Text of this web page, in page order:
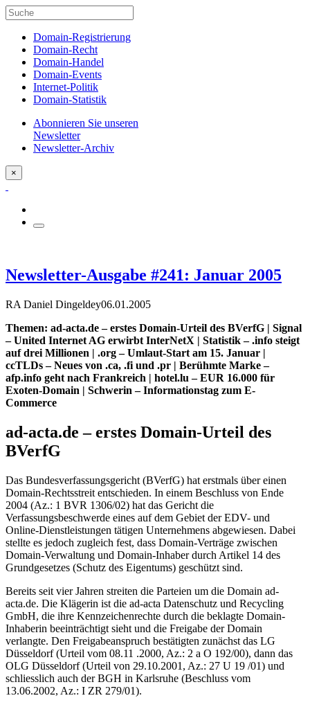
Domain-Registrierung
Domain-Recht
Domain-Handel
Domain-Events
Internet-Politik
Domain-Statistik
Abonnieren Sie unseren
Newsletter
Newsletter-Archiv
×
Newsletter-Ausgabe #241: Januar 2005
RA Daniel Dingeldey06.01.2005
Themen: ad-acta.de – erstes Domain-Urteil des BVerfG | Signal
– United Internet AG erwirbt InterNetX | Statistik – .info steigt
auf drei Millionen | .org – Umlaut-Start am 15. Januar |
ccTLDs – Neues von .ca, .fi und .pr | Berühmte Marke –
afp.info geht nach Frankreich | hotel.lu – EUR 16.000 für
Exoten-Domain | Schwerin – Informationstag zum E-
Commerce
ad-acta.de – erstes Domain-Urteil des
BVerfG
Das Bundesverfassungsgericht (BVerfG) hat erstmals über einen
Domain-Rechtsstreit entschieden. In einem Beschluss von Ende
2004 (Az.: 1 BVR 1306/02) hat das Gericht die
Verfassungsbeschwerde eines auf dem Gebiet der EDV- und
Online-Dienstleistungen tätigen Unternehmens abgewiesen. Dabei
stellte es jedoch zugleich fest, dass Domain-Verträge zwischen
Domain-Verwaltung und Domain-Inhaber durch Artikel 14 des
Grundgesetzes (Schutz des Eigentums) geschützt sind.
Bereits seit vier Jahren streiten die Parteien um die Domain ad-
acta.de. Die Klägerin ist die ad-acta Datenschutz und Recycling
GmbH, die ihre Kennzeichenrechte durch die beklagte Domain-
Inhaberin beeinträchtigt sieht und die Freigabe der Domain
verlangte. Den Freigabeanspruch bestätigten zunächst das LG
Düsseldorf (Urteil vom 08.11 .2000, Az.: 2 a O 192/00), dann das
OLG Düsseldorf (Urteil von 29.10.2001, Az.: 27 U 19 /01) und
schliesslich auch der BGH in Karlsruhe (Beschluss vom
13.06.2002, Az.: I ZR 279/01).